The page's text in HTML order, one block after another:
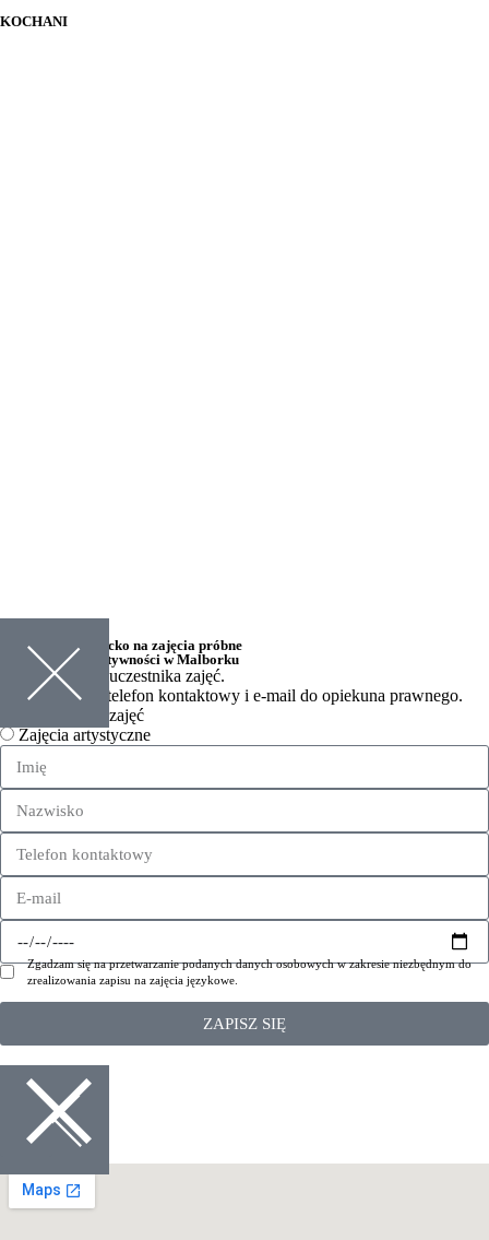
KOCHANI
Chcę zapisać dziecko na zajęcia próbne
w Akademii Kreatywności w Malborku
Uzupełnij dane uczestnika zajęć.
Prosimy podać telefon kontaktowy i e-mail do opiekuna prawnego.
Wybierz rodzaj zajęć
Zajęcia artystyczne
Zgadzam się na przetwarzanie podanych danych osobowych w zakresie niezbędnym do
zrealizowania zapisu na zajęcia językowe.
ZAPISZ SIĘ